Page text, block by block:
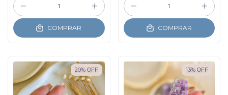
COMPRAR COMPRAR
20% OFF 13% OFF